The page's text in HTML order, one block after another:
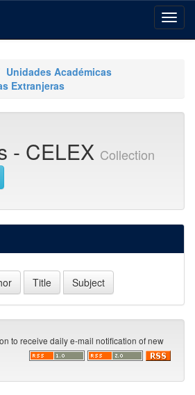
Unidades Académicas
Extranjeras
- CELEX Collection
to receive daily e-mail notification of new